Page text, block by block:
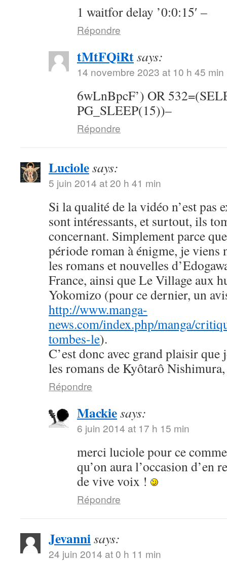
1 waitfor delay ’0:0:15′ –
Répondre
tMtFQiRtsays:
14 novembre 2023 at 10 h 45 min
6wLnBpcF’) OR
PG_SLEEP(15))–
Répondre
Luciolesays:
5 juin 2014 at 20 h 41 min
Si la qualité de la vidéo n’est pas
sont intéressants, et surtout, ils
concernant. Simplement parce
période roman à énigme, je viens
les romans et nouvelles
France, ainsi que Le Village aux
Yokomizo (pour ce dernier, un
http://www.manga-
news.com/index.php/manga/
tombes-le).
C’est donc avec grand plaisir que
les romans de Kyôtarô
Répondre
Mackiesays:
6 juin 2014 at 17 h 15 min
merci luciole pour ce
qu’on aura l’occasion d’en
de vive voix !
Répondre
Jevannisays:
24 juin 2014 at 0 h 11 min